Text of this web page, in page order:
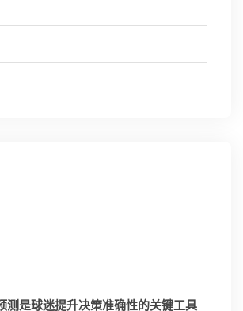
测是球迷提升决策准确性的关键工具